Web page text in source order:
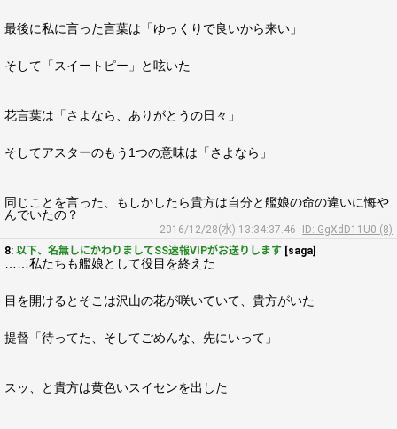
最後に私に言った言葉は「ゆっくりで良いから来い」
そして「スイートピー」と呟いた
花言葉は「さよなら、ありがとうの日々」
そしてアスターのもう1つの意味は「さよなら」
同じことを言った、もしかしたら貴方は自分と艦娘の命の違いに悔や
んでいたの？
2016/12/28(水) 13:34:37.46
ID: GgXdD11U0 (8)
8: 以下、名無しにかわりましてSS速報VIPがお送りします [saga]
……私たちも艦娘として役目を終えた
目を開けるとそこは沢山の花が咲いていて、貴方がいた
提督「待ってた、そしてごめんな、先にいって」
スッ、と貴方は黄色いスイセンを出した